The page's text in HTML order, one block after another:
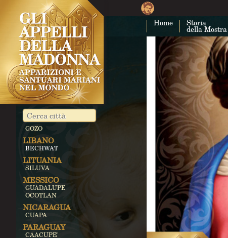
Home Storia
della Mostra
TORINO
MONCRIVELLO
VACCIAGO
VALVERDE DI
REZZATO
MONTEFALCO
GIAPPONE
AKITA
REGNO UNITO
AYLESFORD
WALSINGHAM
IRLANDA
KNOCK
MALTA
GOZO
LIBANO
BECHWAT
LITUANIA
SILUVA
MESSICO
GUADALUPE
OCOTLAN
NICARAGUA
CUAPA
PARAGUAY
CAACUPE'